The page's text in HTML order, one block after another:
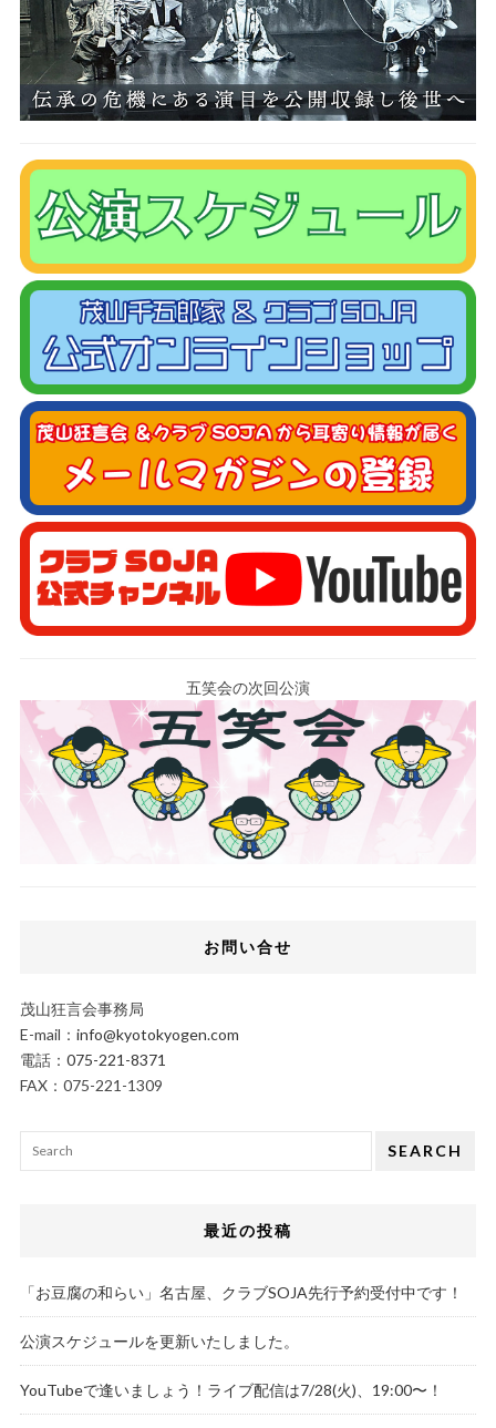
五笑会の次回公演
お問い合せ
茂山狂言会事務局
E-mail： info@kyotokyogen.com
電話： 075-221-8371
FAX：075-221-1309
SEARCH
最近の投稿
「お豆腐の和らい」名古屋、クラブSOJA先行予約受付中です！
公演スケジュールを更新いたしました。
YouTubeで逢いましょう！ライブ配信は7/28(火)、19:00〜！